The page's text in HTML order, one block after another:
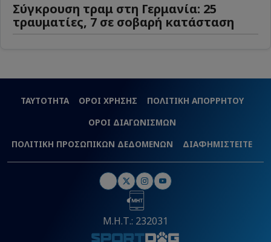
Σύγκρουση τραμ στη Γερμανία: 25
τραυματίες, 7 σε σοβαρή κατάσταση
ΤΑΥΤΟΤΗΤΑ ΟΡΟΙ ΧΡΗΣΗΣ
ΠΟΛΙΤΙΚΗ ΑΠΟΡΡΗΤΟΥ
ΟΡΟΙ ΔΙΑΓΩΝΙΣΜΩΝ
ΠΟΛΙΤΙΚΗ ΠΡΟΣΩΠΙΚΩΝ ΔΕΔΟΜΕΝΩΝ
ΔΙΑΦΗΜΙΣΤΕΙΤΕ
Μ.Η.Τ.: 232031